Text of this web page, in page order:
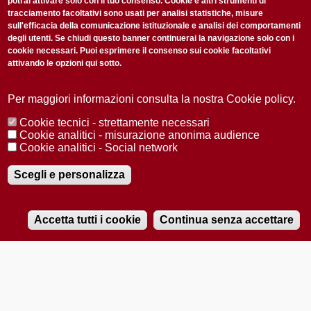
Audio
Accetto laPrivacy Policy
Redazione Copyright Privacy
Area stampa
© 2025 Università di Padova
Registrazione presso il Tribunale di Padova n. 2097/2012 del 18 giugno
2012
tracciamento facoltativi sono usati per analisi statistiche, misure
sull'efficacia della comunicazione istituzionale e analisi dei comportamenti
degli utenti. Se chiudi questo banner continuerai la navigazione solo con i
cookie necessari. Puoi esprimere il consenso sui cookie facoltativi
attivando le opzioni qui sotto.
Per maggiori informazioni consulta la nostra Cookie policy.
Cookie tecnici - strettamente necessari
Cookie analitici - misurazione anonima audience
Cookie analitici - Social network
Scegli e personalizza
Accetta tutti i cookie Continua senza accettare